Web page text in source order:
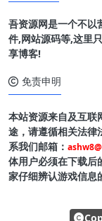
吾资源网是一个不以
件,网站源码等,这里
享博客!
免责申明
本站资源来自及互联
途，请遵循相关法律
系我们邮箱：
体用户必须在下载后
家仔细辨认游戏信息